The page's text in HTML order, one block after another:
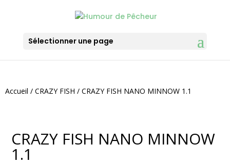
Sélectionner une page
Accueil / CRAZY FISH / CRAZY FISH NANO MINNOW 1.1
CRAZY FISH NANO MINNOW
1.1